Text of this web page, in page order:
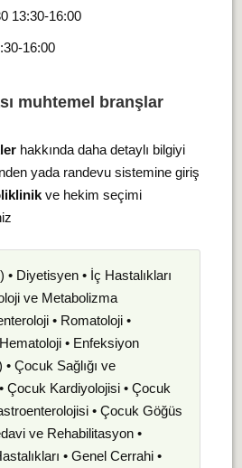
13:30-16:00
16:00
muhtemel branşlar
hakkında daha detaylı bilgiyi
yada randevu sistemine giriş
ve hekim seçimi
Diyetisyen • İç Hastalıkları
ve Metabolizma
• Romatoloji •
• Enfeksiyon
Çocuk Sağlığı ve
Çocuk Kardiyolojisi • Çocuk
• Çocuk Göğüs
ve Rehabilitasyon •
• Genel Cerrahi •